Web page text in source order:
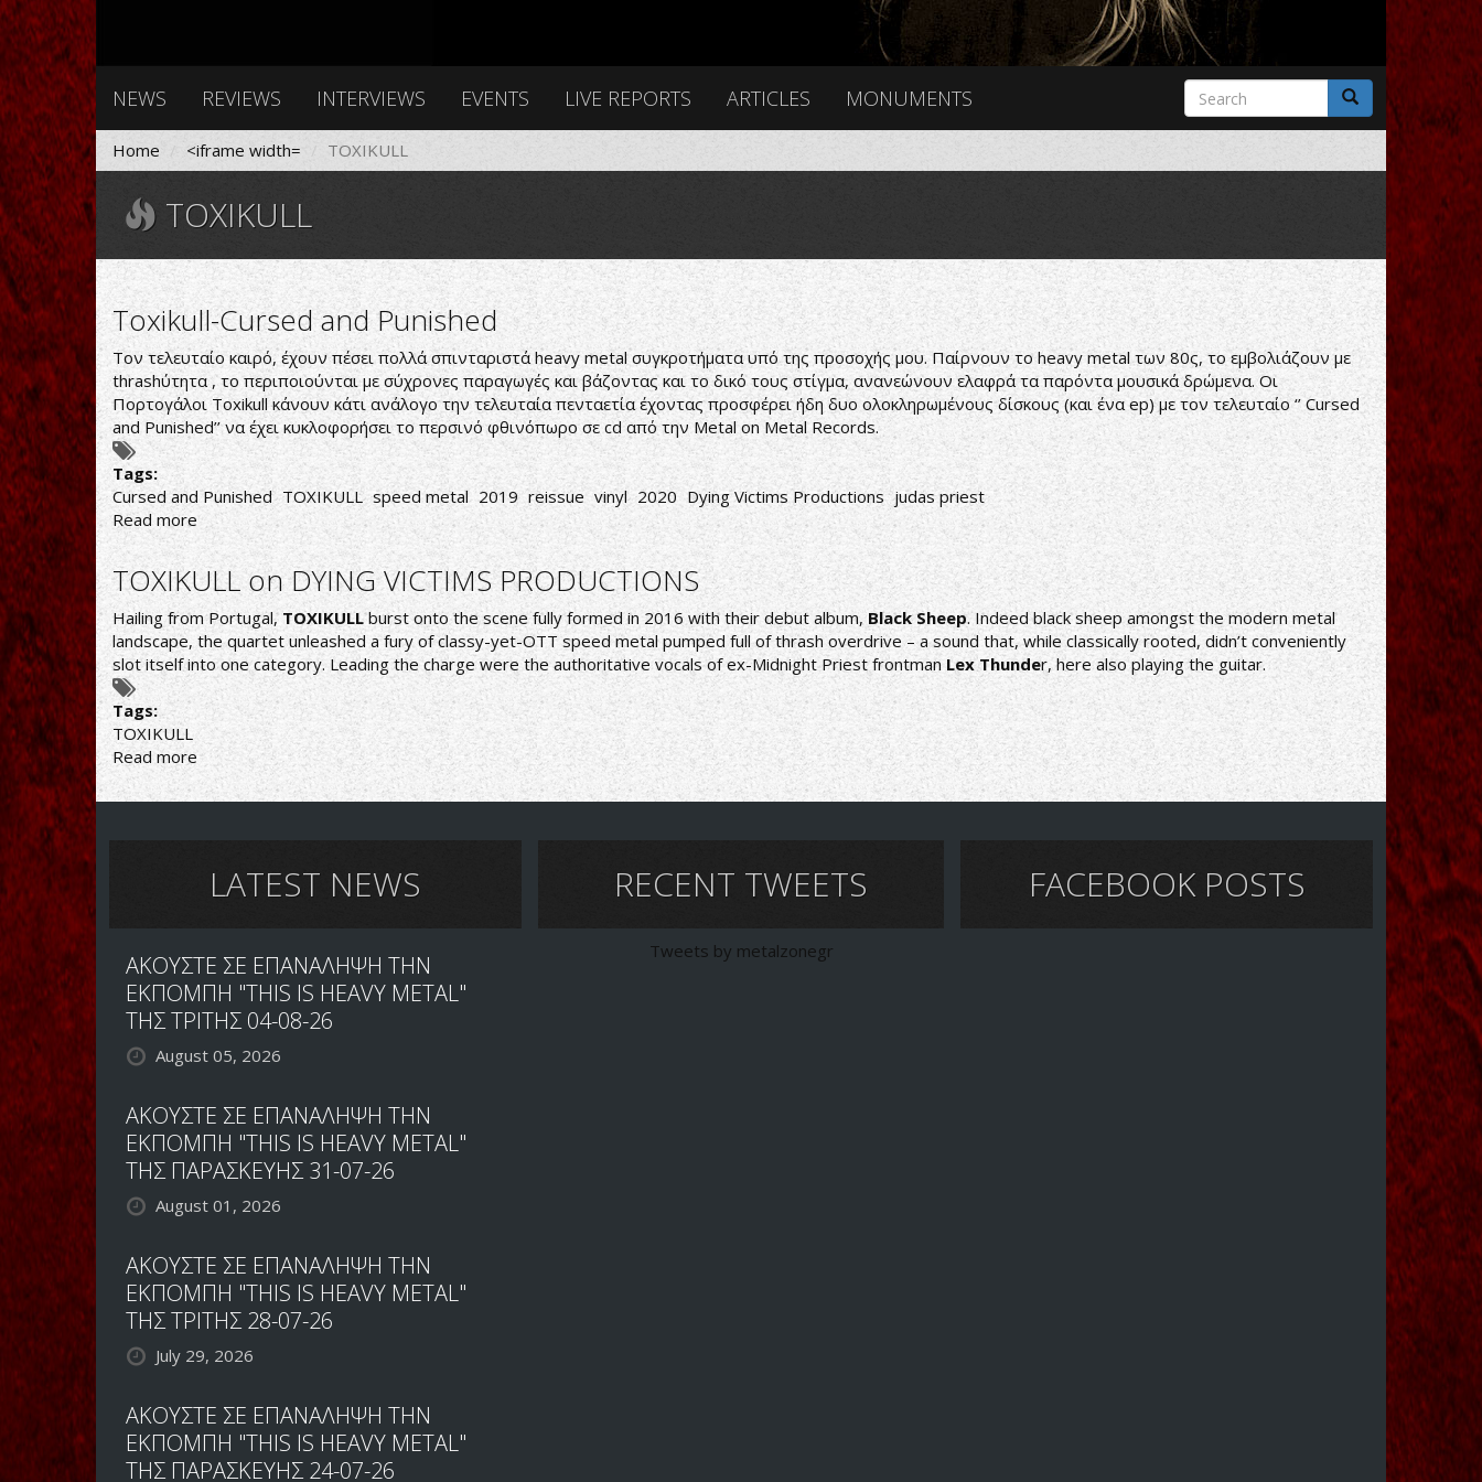
NEWS REVIEWS INTERVIEWS EVENTS LIVE REPORTS ARTICLES MONUMENTS
Search
form
Search
Home <iframe width= TOXIKULL
TOXIKULL
Toxikull-Cursed and Punished
Τον τελευταίο καιρό, έχουν πέσει πολλά σπινταριστά heavy metal συγκροτήματα υπό της προσοχής μου. Παίρνουν το heavy metal των 80ς, το εμβολιάζουν με
thrashύτητα , το περιποιούνται με σύχρονες παραγωγές και βάζοντας και το δικό τους στίγμα, ανανεώνουν ελαφρά τα παρόντα μουσικά δρώμενα. Οι
Πορτογάλοι Toxikull κάνουν κάτι ανάλογο την τελευταία πενταετία έχοντας προσφέρει ήδη δυο ολοκληρωμένους δίσκους (και ένα ep) με τον τελευταίο ‘’ Cursed
and Punished’’ να έχει κυκλοφορήσει το περσινό φθινόπωρο σε cd από την Metal on Metal Records.
Tags:
Cursed and Punished TOXIKULL speed metal 2019 reissue vinyl 2020 Dying Victims Productions judas priest
Read more about
Toxikull-
Cursed
and
Punished
TOXIKULL on DYING VICTIMS PRODUCTIONS
Hailing from Portugal, TOXIKULLburst onto the scene fully formed in 2016 with their debut album, Black Sheep. Indeed black sheep amongst the modern metal
landscape, the quartet unleashed a fury of classy-yet-OTT speed metal pumped full of thrash overdrive – a sound that, while classically rooted, didn’t conveniently
slot itself into one category. Leading the charge were the authoritative vocals of ex-Midnight Priest frontman Lex Thunder, here also playing the guitar.
Tags:
TOXIKULL
Read moreabout
TOXIKULL
on
PRODUCTIONS
LATEST NEWS
ΑΚΟΥΣΤΕ ΣΕ ΕΠΑΝΑΛΗΨΗ ΤΗΝ
ΕΚΠΟΜΠΗ "THIS IS HEAVY METAL"
ΤΗΣ ΤΡΙΤΗΣ 04-08-26
August 05, 2026
ΑΚΟΥΣΤΕ ΣΕ ΕΠΑΝΑΛΗΨΗ ΤΗΝ
ΕΚΠΟΜΠΗ "THIS IS HEAVY METAL"
ΤΗΣ ΠΑΡΑΣΚΕΥΗΣ 31-07-26
August 01, 2026
ΑΚΟΥΣΤΕ ΣΕ ΕΠΑΝΑΛΗΨΗ ΤΗΝ
ΕΚΠΟΜΠΗ "THIS IS HEAVY METAL"
ΤΗΣ ΤΡΙΤΗΣ 28-07-26
July 29, 2026
ΑΚΟΥΣΤΕ ΣΕ ΕΠΑΝΑΛΗΨΗ ΤΗΝ
ΕΚΠΟΜΠΗ "THIS IS HEAVY METAL"
ΤΗΣ ΠΑΡΑΣΚΕΥΗΣ 24-07-26
RECENT TWEETS
Tweets by metalzonegr
FACEBOOK POSTS